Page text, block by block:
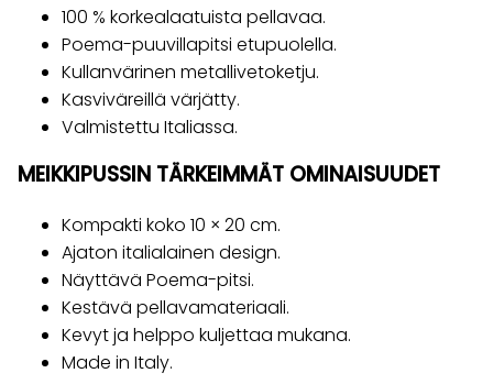
100 % korkealaatuista pellavaa.
Poema-puuvillapitsi etupuolella.
Kullanvärinen metallivetoketju.
Kasviväreillä värjätty.
Valmistettu Italiassa.
MEIKKIPUSSIN TÄRKEIMMÄT OMINAISUUDET
Kompakti koko 10 × 20 cm.
Ajaton italialainen design.
Näyttävä Poema-pitsi.
Kestävä pellavamateriaali.
Kevyt ja helppo kuljettaa mukana.
Made in Italy.